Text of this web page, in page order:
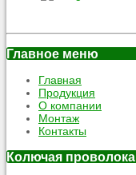
Главное меню
Главная
Продукция
О компании
Монтаж
Контакты
Колючая проволока